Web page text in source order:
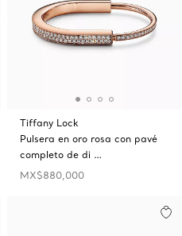
Tiffany Lock
Pulsera en oro rosa con pavé
completo de di …
MX$880,000